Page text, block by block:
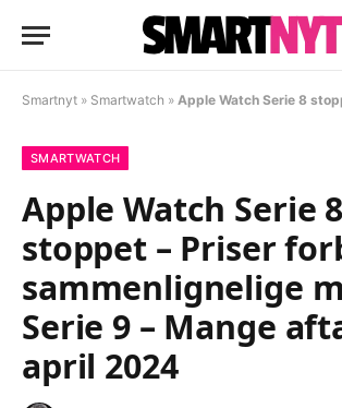
Smartnyt » Smartwatch » Apple Watch Serie 8 stoppet – Priser forbliver
SMARTWATCH
Apple Watch Serie 8
stoppet – Priser
sammenlignelige
Serie 9 – Mange
april 2024